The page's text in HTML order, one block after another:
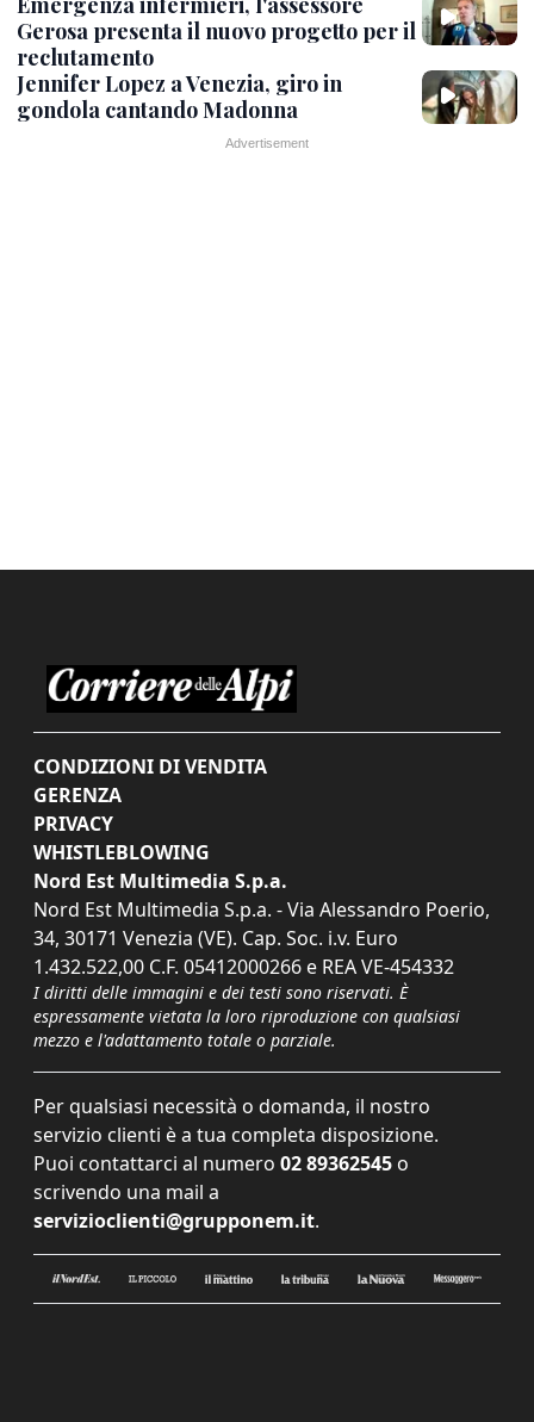
Gerosa presenta il nuovo progetto per il
reclutamento
Jennifer Lopez a Venezia, giro in
gondola cantando Madonna
CONDIZIONI DI VENDITA
GERENZA
PRIVACY
WHISTLEBLOWING
Nord Est Multimedia S.p.a.
Nord Est Multimedia S.p.a. - Via Alessandro Poerio,
34, 30171 Venezia (VE). Cap. Soc. i.v. Euro
1.432.522,00 C.F. 05412000266 e REA VE-454332
I diritti delle immagini e dei testi sono riservati. È
espressamente vietata la loro riproduzione con qualsiasi
mezzo e l'adattamento totale o parziale.
Per qualsiasi necessità o domanda, il nostro
servizio clienti è a tua completa disposizione.
Puoi contattarci al numero 02 89362545 o
scrivendo una mail a
servizioclienti@grupponem.it.